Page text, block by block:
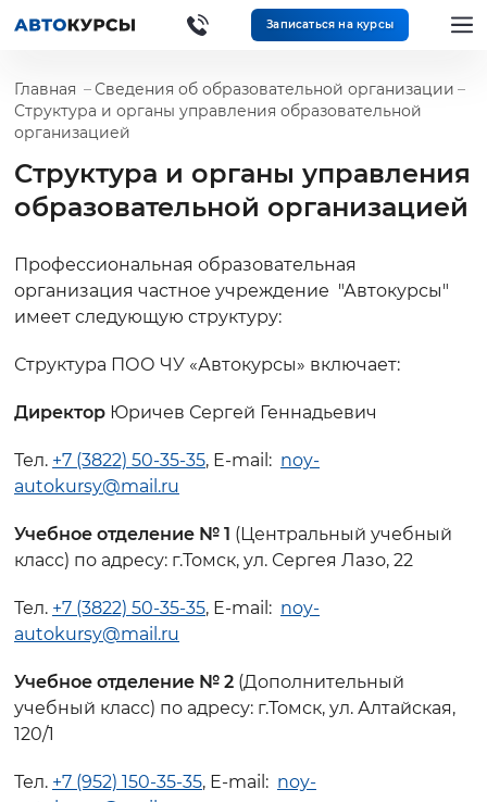
Записаться на курсы
Главная
Сведения об образовательной организации
Структура и органы управления образовательной
организацией
Структура и органы управления
образовательной организацией
Профессиональная образовательная
организация частное учреждение "Автокурсы"
имеет следующую структуру:
Структура ПОО ЧУ «Автокурсы» включает:
Директор Юричев Сергей Геннадьевич
Тел. +7 (3822) 50-35-35, E-mail: noy-
autokursy@mail.ru
Учебное отделение № 1 (Центральный учебный
класс) по адресу: г.Томск, ул. Сергея Лазо, 22
Тел. +7 (3822) 50-35-35, E-mail: noy-
autokursy@mail.ru
Учебное отделение № 2 (Дополнительный
учебный класс) по адресу: г.Томск, ул. Алтайская,
120/1
Тел. +7 (952) 150-35-35, E-mail: noy-